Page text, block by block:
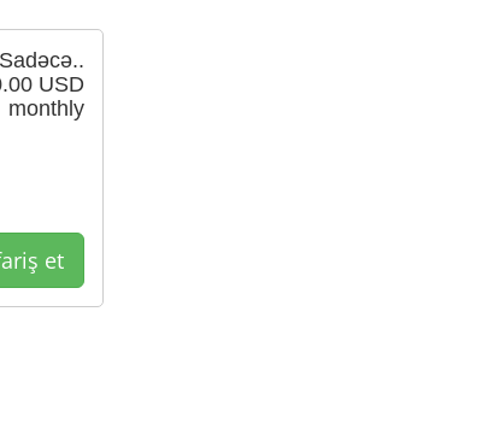
Sadəcə..
USD
monthly
et